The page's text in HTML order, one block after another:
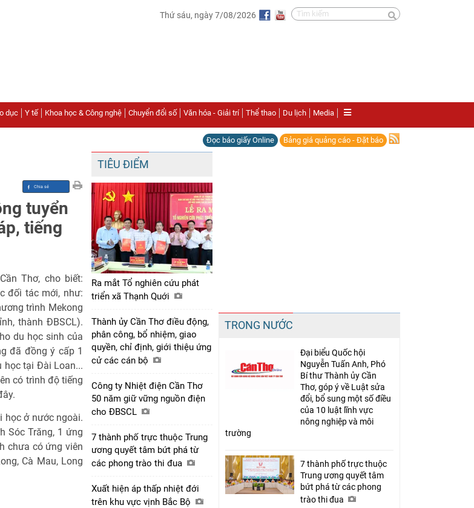
Thứ sáu, ngày 7/08/2026
dục Y tế Khoa học & Công nghệ Chuyển đổi số Văn hóa - Giải trí Thể thao Du lịch Media
Đọc báo giấy Online Bảng giá quảng cáo - Đặt báo
Chia sẻ
Facebook
tuyển
tiếng
Thơ, cho biết:
đối tác mới, như:
trình Mekong
thành ĐBSCL).
du học sinh của
đã đồng ý cấp 1
học tại Đài Loan...
có trình độ tiếng
học ở nước ngoài.
Sóc Trăng, 1 ứng
chưa có ứng viên
Cà Mau, Long
TIÊU ĐIỂM
Ra mắt Tổ nghiên cứu phát
triển xã Thạnh Quới
Thành ủy Cần Thơ điều động,
phân công, bổ nhiệm, giao
quyền, chỉ định, giới thiệu ứng
cử các cán bộ
Công ty Nhiệt điện Cần Thơ
50 năm giữ vững nguồn điện
cho ĐBSCL
7 thành phố trực thuộc Trung
ương quyết tâm bứt phá từ
các phong trào thi đua
Xuất hiện áp thấp nhiệt đới
trên khu vực vịnh Bắc Bộ
TRONG NƯỚC
Đại biểu Quốc hội
Nguyễn Tuấn Anh, Phó
Bí thư Thành ủy Cần
Thơ, góp ý về Luật sửa
đổi, bổ sung một số điều
của 10 luật lĩnh vực
nông nghiệp và môi
trường
7 thành phố trực thuộc
Trung ương quyết tâm
bứt phá từ các phong
trào thi đua